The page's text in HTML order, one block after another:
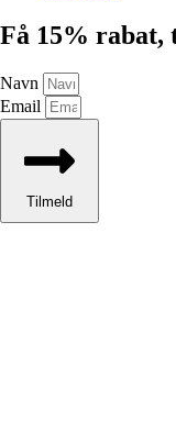
Få 15% rabat,
Navn
Email
Tilmeld